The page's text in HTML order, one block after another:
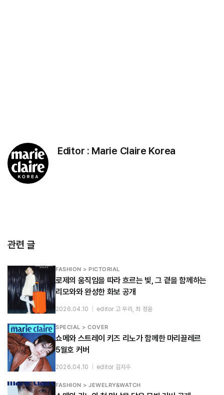
Editor : Marie Claire Korea
관련 글
FASHION > PICTORIAL
로제의 움직임을 따라 흐르는 빛, 그 곁을 함께하는
리모와와 완성한 화보 공개
2026.04.10 editor 고 우리, 최 정윤
SPECIAL > COVER
쇼메와 스트레이 키즈 리노가 함께한 마리끌레르
5월호 커버
2026.04.10 editor 김지수
FASHION > JEWELRY&WATCH